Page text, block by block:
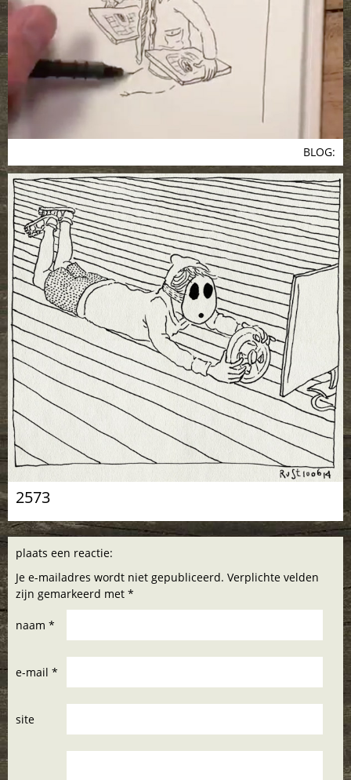
BLOG:
2573
plaats een reactie:
Je e-mailadres wordt niet gepubliceerd. Verplichte velden
zijn gemarkeerd met *
naam *
e-mail *
site